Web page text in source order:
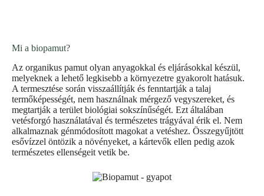
Mi a biopamut?
Az organikus pamut olyan anyagokkal és eljárásokkal készül,
melyeknek a lehető legkisebb a környezetre gyakorolt hatásuk.
A termesztése során visszaállítják és fenntartják a talaj
termőképességét, nem használnak mérgező vegyszereket, és
megtartják a terület biológiai sokszínűségét. Ezt általában
vetésforgó használatával és természetes trágyával érik el. Nem
alkalmaznak génmódosított magokat a vetéshez. Összegyűjtött
esővízzel öntözik a növényeket, a kártevők ellen pedig azok
természetes ellenségeit vetik be.